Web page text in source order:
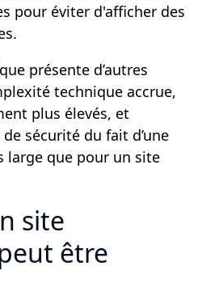
pour éviter d'afficher des
présente d’autres
technique accrue,
plus élevés, et
sécurité du fait d’une
large que pour un site
site
être